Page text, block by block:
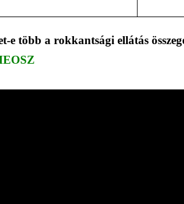
e több a rokkantsági ellátás